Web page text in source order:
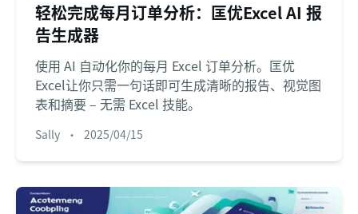
轻松完成每月订单分析：匡优Excel AI 报
告生成器
使用 AI 自动化你的每月 Excel 订单分析。匡优
Excel让你只需一句话即可生成清晰的报告、视觉图
表和摘要 – 无需 Excel 技能。
Sally • 2025/04/15